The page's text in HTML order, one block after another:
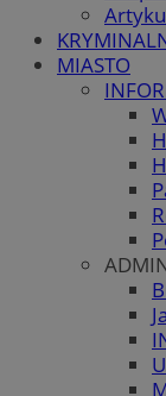
MIASTO